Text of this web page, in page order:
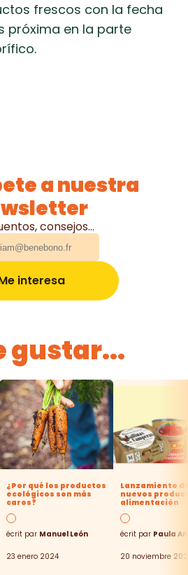
frescos con la fecha
próxima en la parte
a nuestra
consejos...
interesa
gustar...
¿Por qué los productos
ecológicos son más
caros?
écrit par Manuel León
23 enero 2024
Lanzamiento
nuevos
alimentación
écrit par Paula
20 noviembre